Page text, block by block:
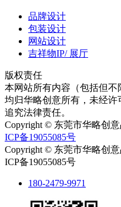
品牌设计
包装设计
网站设计
吉祥物IP/ 展厅
版权责任
本网站所有内容（包括但
均归华略创意所有，未经
追究法律责任。
Copyright © 东莞市华略创
ICP备19055085号
Copyright © 东莞市华略创
ICP备19055085号
180-2479-9971